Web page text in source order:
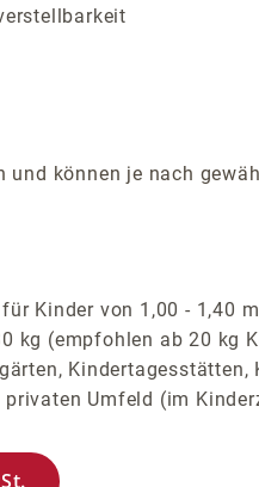
und können je nach
Kinder von 1,00 - 1,40 m
kg (empfohlen ab 20 kg
Umfeld (im